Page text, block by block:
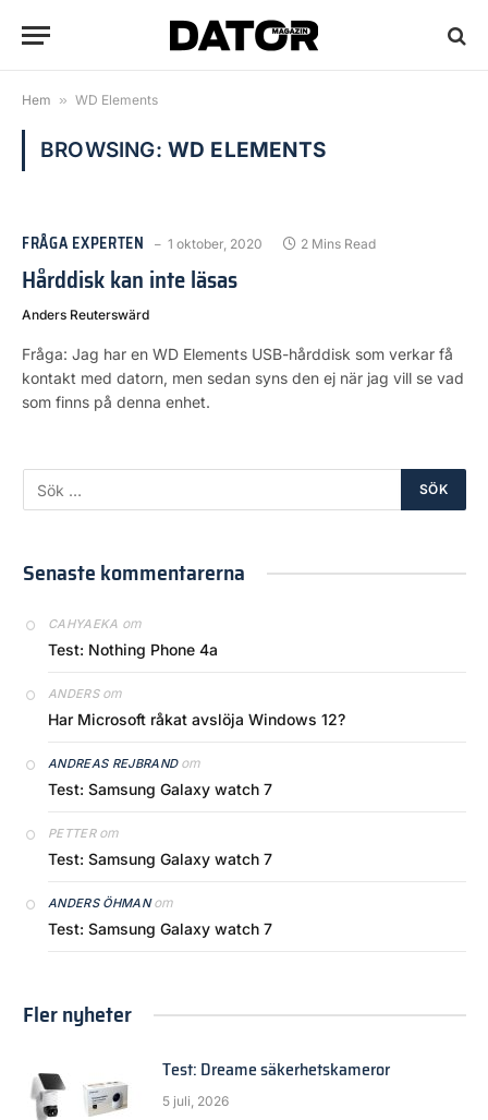
Hem » WD Elements
BROWSING: WD ELEMENTS
FRÅGA EXPERTEN 1 oktober, 2020 2 Mins Read
Hårddisk kan inte läsas
Anders Reuterswärd
Fråga: Jag har en WD Elements USB-hårddisk som verkar få
kontakt med datorn, men sedan syns den ej när jag vill se vad
som finns på denna enhet.
Senaste kommentarerna
CAHYAEKA om
Test: Nothing Phone 4a
ANDERSom
Har Microsoft råkat avslöja Windows 12?
ANDREAS REJBRANDom
Test: Samsung Galaxy watch 7
PETTERom
Test: Samsung Galaxy watch 7
ANDERS ÖHMANom
Test: Samsung Galaxy watch 7
Fler nyheter
Test: Dreame säkerhetskameror
5 juli, 2026